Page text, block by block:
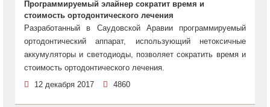
Программируемый элайнер сократит время и
стоимость ортодонтического лечения
Разработанный в Саудовской Аравии программируемый
ортодонтический аппарат, использующий нетоксичные
аккумуляторы и светодиоды, позволяет сократить время и
стоимость ортодонтического лечения.
12 декабря 2017
4860